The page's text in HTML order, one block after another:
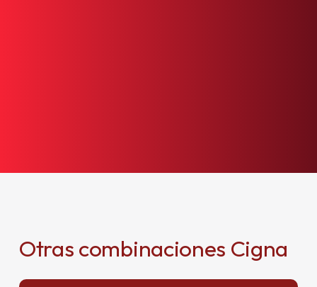
Otras combinaciones Cigna